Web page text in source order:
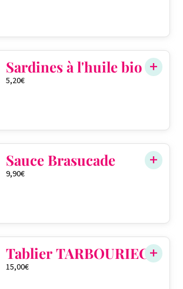
Sardines à l'huile bio
5,20€
Sauce Brasucade
9,90€
Tablier TARBOURIECH
15,00€